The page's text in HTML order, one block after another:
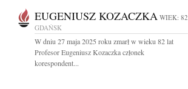
EUGENIUSZ KOZACZKA WIEK: 82
GDAŃSK
W dniu 27 maja 2025 roku zmarł w wieku 82 lat
Profesor Eugeniusz Kozaczka członek
korespondent...